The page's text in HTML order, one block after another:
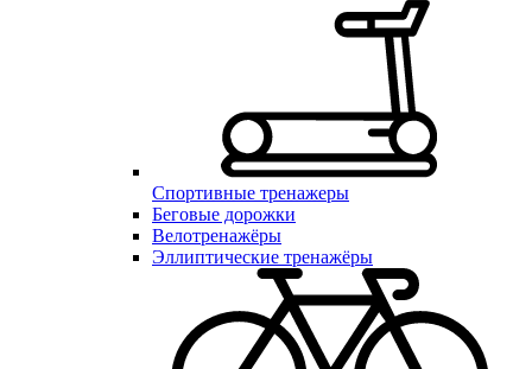
Спортивные тренажеры
Беговые дорожки
Велотренажёры
Эллиптические тренажёры